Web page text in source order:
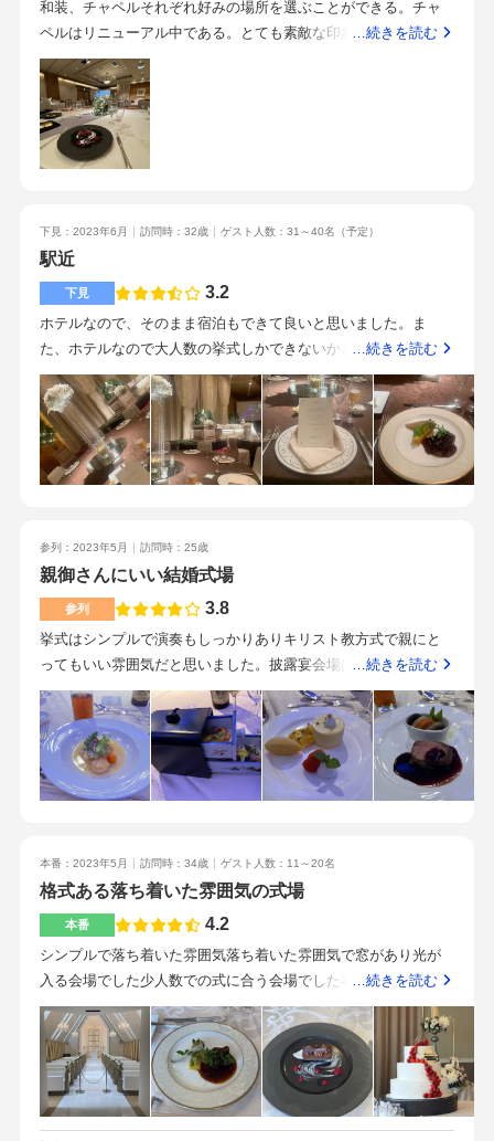
ンナーさんは的確に指示をしてくれて助かりました。担当のプ
ランナーさんがスケジュールをきちんと把握してくれていた
り、的確なアドバイスをしてくださったのが助かりました。プ
ランナーさんを始め、ドレスショップの方や当日のスタッフの
方もとても親切に接客してくださって、ゲストの方に最大限の
おもてなしが出来たと思います。
和装、チャペルそれぞれ好みの場所を選ぶことができる。チャ
ペルはリニューアル中である。とても素敵な印象でした。人数
によって会場を広くすることができる。和と洋の雰囲気がそれ
ぞれ選べる。天井が高く、様々な演出ができそうである。プロ
ジェクションマッピングも可能とのこと。料理長が直接ご挨拶
してくださり、料理が全て美味しい。駅直結のため、遠方の方
にも優しい。お金のことも相談しながら、プランを組むことが
ができる。何よりも料理が美味しいところは、他にない良さだ
と思いました。大人な結婚式をイメージされている人におすす
めです。
…続きを読む
下見：2023年6月 訪問時：32歳 ゲスト人数：31～40名 （予定）
駅近
下見 3.2
ホテルなので、そのまま宿泊もできて良いと思いました。ま
た、ホテルなので大人数の挙式しかできないかと思っていたら4
0人という少人数の家族挙式でも上げる事が可能という事で安心
しました。洋式の結婚式だけでなく、日本式の式もホテル内で
上げる事ができるようになっていて選択の幅がひろがるなと思
いました。式を挙げて、そのまま写真を撮影して、披露宴会場
に向かうというワンフロワで全部済ませる事が出来るという強
ていて親族に高齢者が多い私達にはぴったりな会場だなと思い
ました。豪華絢爛で、広い。しかし、派手派手というわけでも
なく、ちょうど良い豪華さでした。中洲川端の駅から近く、ホ
かでした。駅から近い場所を探していたので、こちらの式場は
駅からも近く分かりやすい。持ち込み出来るか、また持ち込む
にはどれくらい費用がかかるかなど。
…続きを読む
参列：2023年5月 訪問時：25歳
親御さんにいい結婚式場
参列 3.8
挙式はシンプルで演奏もしっかりありキリスト教方式で親にと
ってもいい雰囲気だと思いました。披露宴会場は広く、色合い
もいい感じでした。披露宴会場には、小さいお子様のための遊
び場とかもあり小さい子を連れてきた子にとってはいい環境だ
と思いました。料理は、玉手箱のような演出があり楽しめると
思いました。一つ一つ料理も美味しくよかったです。式場まで
は、西鉄や地下鉄で徒歩10分から5分ぐらいの距離で苦にならな
いましたし遠くから来た人も前日に泊まっていける環境だなと
思いました。また、交通の利便性もよくきやすいと思いまし
た。
…続きを読む
本番：2023年5月 訪問時：34歳 ゲスト人数：11～20名
格式ある落ち着いた雰囲気の式場
本番 4.2
シンプルで落ち着いた雰囲気落ち着いた雰囲気で窓があり光が
入る会場でした少人数での式に合う会場でした衣装は自分達の
好みのものをチョイスし、追加料金はかかりましたが、払うだ
けの価値があったなと思います。花やテーブルコーディネート
は希望を再現しようとすると高価になると感じました。ペーパ
ーアイテムは持ち込みし節約。式場紹介の会社を使用し割引を
受けました。前菜からメイン料理まですべて見た目も味も素晴
らしいです。お肉のフランベサービスがありゲストが楽しめる
…続きを読む